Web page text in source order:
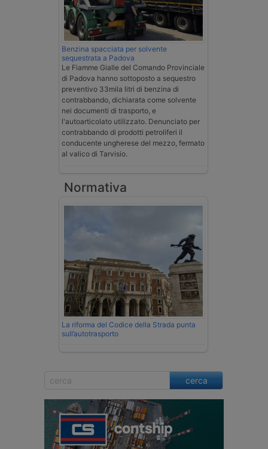
Benzina spacciata per solvente
sequestrata a Padova
Le Fiamme Gialle del Comando Provinciale
di Padova hanno sottoposto a sequestro
preventivo 33mila litri di benzina di
contrabbando, dichiarata come solvente
nei documenti di trasporto, e
l'autoarticolato utilizzato. Denunciato per
contrabbando di prodotti petroliferi il
conducente ungherese del mezzo, fermato
al valico di Tarvisio.
Normativa
La riforma del Codice della Strada punta
sull’autotrasporto
cerca